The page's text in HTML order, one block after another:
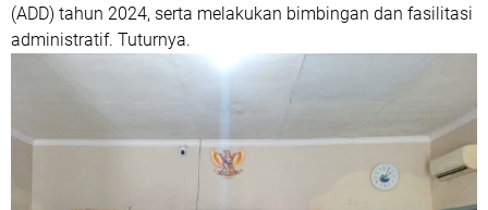
(ADD) tahun 2024, serta melakukan bimbingan dan fasilitasi
administratif. Tuturnya.